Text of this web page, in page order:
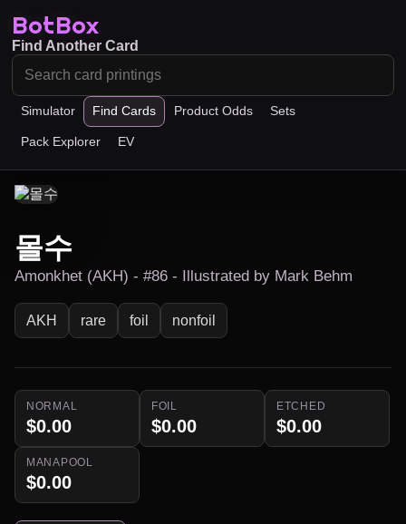
BotBox
Simulator Find Cards Product Odds Sets
Pack Explorer EV
Find Another Card
몰수
Amonkhet (AKH) - #86 - Illustrated by Mark Behm
AKH rare foil nonfoil
NORMAL
$0.00
FOIL
$0.00
ETCHED
$0.00
MANAPOOL
$0.00